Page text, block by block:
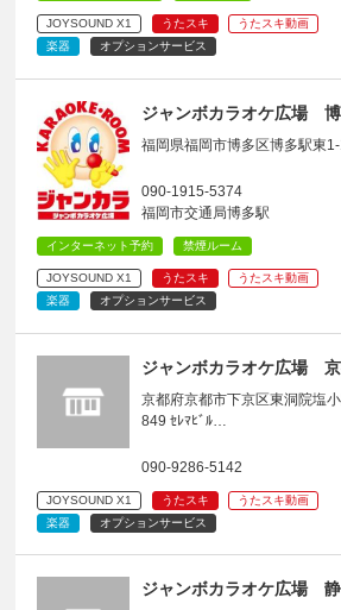
JOYSOUND X1 うたスキ
うたスキ動画
楽器
オプションサービス
ジャンボカラオケ広場
福岡県福岡市博多区博多駅東
090-1915-5374
福岡市交通局博多駅
インターネット予約 禁煙ルーム
JOYSOUND X1 うたスキ
うたスキ動画
楽器
オプションサービス
ジャンボカラオケ広場
京都府京都市下京区東洞院塩
849 ｾﾚﾏﾋﾞﾙ…
090-9286-5142
JOYSOUND X1 うたスキ
うたスキ動画
楽器
オプションサービス
ジャンボカラオケ広場